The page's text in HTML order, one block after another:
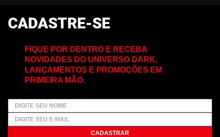
CADASTRE-SE
FIQUE POR DENTRO E RECEBA
NOVIDADES DO UNIVERSO DARK,
LANÇAMENTOS E PROMOÇÕES EM
PRIMEIRA MÃO.
CADASTRAR